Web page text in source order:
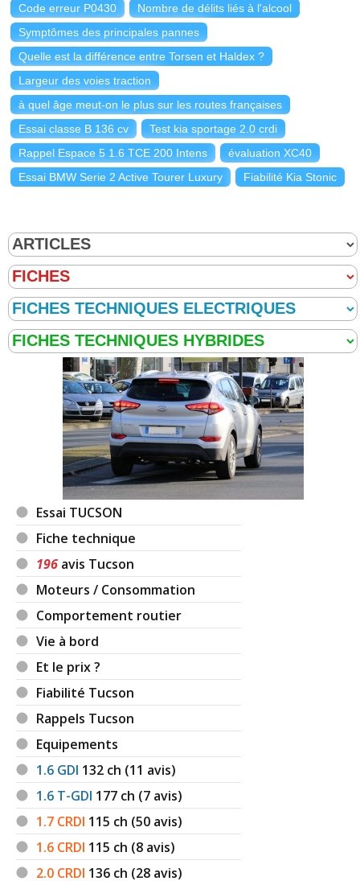
Code erreur P0430
Nombre de délits liés à l'alcool
Symptômes des principales pannes
Quelle est la différence entre Torsen et Haldex ?
Largeur des voies traction
à quel âge meut-on le plus sur les routes françaises
Essai classe B 136 cv
Test kia sportage 2.0 crdi
Rappel Espace 5 1.6 TCE 200 Intens
évaluation XC40
Essai BMW Serie 2 Active Tourer Luxury
Fiabilité Kia Stonic
Essai TUCSON
Fiche technique
196 avis Tucson
Moteurs / Consommation
Comportement routier
Vie à bord
Et le prix ?
Fiabilité Tucson
Rappels Tucson
Equipements
1.6 GDI 132 ch (11 avis)
1.6 T-GDI 177 ch (7 avis)
1.7 CRDI 115 ch (50 avis)
1.6 CRDI 115 ch (8 avis)
2.0 CRDI 136 ch (28 avis)